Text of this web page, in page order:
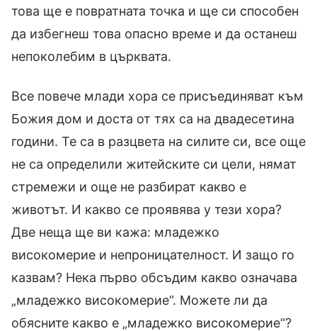
това ще е повратната точка и ще си способен
да избегнеш това опасно време и да останеш
непоколебим в църквата.
Все повече млади хора се присъединяват към
Божия дом и доста от тях са на двадесетина
години. Те са в разцвета на силите си, все още
не са определили житейските си цели, нямат
стремежи и още не разбират какво е
животът. И какво се проявява у тези хора?
Две неща ще ви кажа: младежко
високомерие и непроницателност. И защо го
казвам? Нека първо обсъдим какво означава
„младежко високомерие“. Можете ли да
обясните какво е „младежко високомерие“?